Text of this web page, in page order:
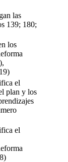
las
139; 180;
los
el
plan y los
el